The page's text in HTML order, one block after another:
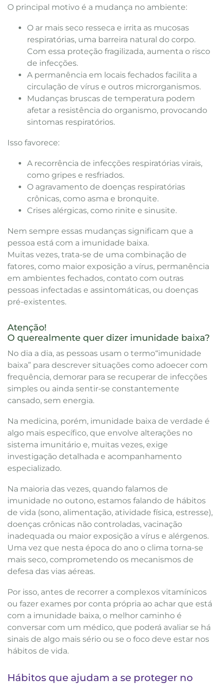
O principal motivo é a mudança no ambiente:
O ar mais seco resseca e irrita as mucosas
respiratórias, uma barreira natural do corpo.
Com essa proteção fragilizada, aumenta o risco
de infecções.
A permanência em locais fechados facilita a
circulação de vírus e outros microrganismos.
Mudanças bruscas de temperatura podem
afetar a resistência do organismo, provocando
sintomas respiratórios.
Isso favorece:
A recorrência de infecções respiratórias virais,
como gripes e resfriados.
O agravamento de doenças respiratórias
crônicas, como asma e bronquite.
Crises alérgicas, como rinite e sinusite.
Nem sempre essas mudanças significam que a
pessoa está com a imunidade baixa.
Muitas vezes, trata-se de uma combinação de
fatores, como maior exposição a vírus, permanência
em ambientes fechados, contato com outras
pessoas infectadas e assintomáticas, ou doenças
pré-existentes.
Atenção!
O querealmente quer dizer imunidade baixa?
No dia a dia, as pessoas usam o termo“imunidade
baixa” para descrever situações como adoecer com
frequência, demorar para se recuperar de infecções
simples ou ainda sentir-se constantemente
cansado, sem energia.
Na medicina, porém, imunidade baixa de verdade é
algo mais específico, que envolve alterações no
sistema imunitário e, muitas vezes, exige
investigação detalhada e acompanhamento
especializado.
Na maioria das vezes, quando falamos de
imunidade no outono, estamos falando de hábitos
de vida (sono, alimentação, atividade física, estresse),
doenças crônicas não controladas, vacinação
inadequada ou maior exposição a vírus e alérgenos.
Uma vez que nesta época do ano o clima torna-se
mais seco, comprometendo os mecanismos de
defesa das vias aéreas.
Por isso, antes de recorrer a complexos vitamínicos
ou fazer exames por conta própria ao achar que está
com a imunidade baixa, o melhor caminho é
conversar com um médico, que poderá avaliar se há
sinais de algo mais sério ou se o foco deve estar nos
hábitos de vida.
Hábitos que ajudam a se proteger no